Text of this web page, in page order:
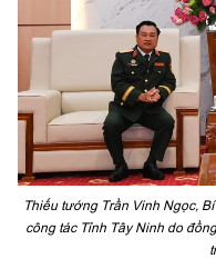
Thiếu tướng Trần Vinh Ngọc,
công tác Tỉnh Tây Ninh do